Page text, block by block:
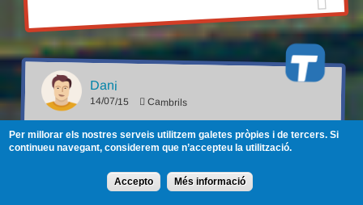
Dani
14/07/15 Cambrils
Piiiiiiiiiip
Tinet per a mi va ser en primer lloc d'accés a internet.
Estirar 10 metres de cable telefònic que anaven des de la
meva habitació fins al telèfon de casa, i la litúrgia de la
Per millorar els nostres serveis utilitzem galetes pròpies i de tercers. Si
continueu navegant, considerem que n’accepteu la utilització.
Accepto Més informació